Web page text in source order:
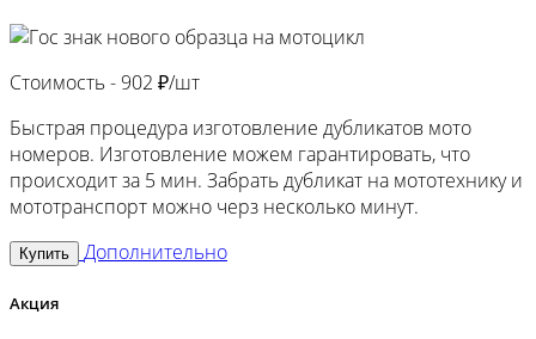
Стоимость - 902 ₽/шт
Быстрая процедура изготовление дубликатов мото
номеров. Изготовление можем гарантировать, что
происходит за 5 мин. Забрать дубликат на мототехнику и
мототранспорт можно черз несколько минут.
Купить Дополнительно
Акция